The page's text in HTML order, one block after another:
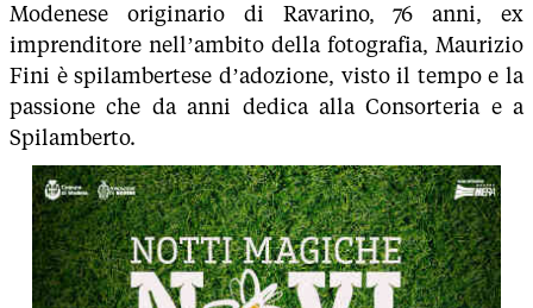
Modenese originario di Ravarino, 76 anni, ex
imprenditore nell’ambito della fotografia, Maurizio
Fini è spilambertese d’adozione, visto il tempo e la
passione che da anni dedica alla Consorteria e a
Spilamberto.